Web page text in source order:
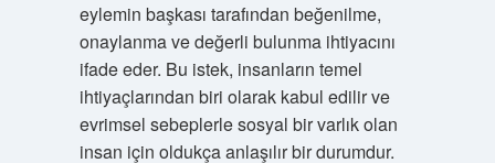
eylemin başkası tarafından beğenilme,
onaylanma ve değerli bulunma ihtiyacını
ifade eder. Bu istek, insanların temel
ihtiyaçlarından biri olarak kabul edilir ve
evrimsel sebeplerle sosyal bir varlık olan
insan için oldukça anlaşılır bir durumdur.